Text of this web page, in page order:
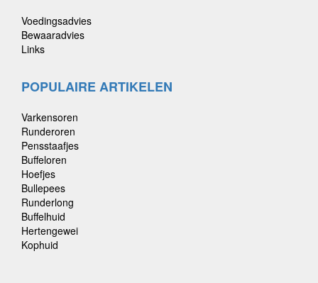
Voedingsadvies
Bewaaradvies
Links
POPULAIRE ARTIKELEN
Varkensoren
Runderoren
Pensstaafjes
Buffeloren
Hoefjes
Bullepees
Runderlong
Buffelhuid
Hertengewei
Kophuid